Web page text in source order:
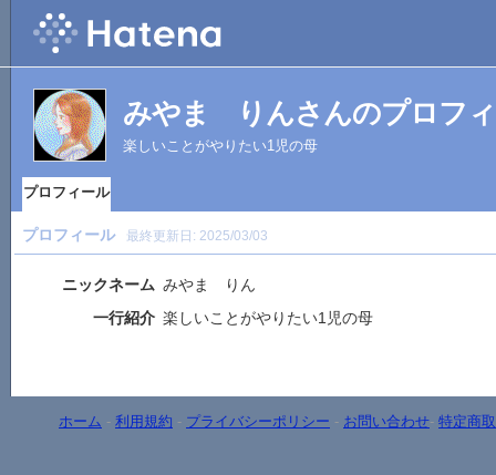
みやま りんさんのプロフ
楽しいことがやりたい1児の母
プロフィール
プロフィール 最終更新日: 2025/03/03
ニックネーム みやま りん
一行紹介 楽しいことがやりたい1児の母
ホーム - 利用規約 - プライバシーポリシー - お問い合わせ- 特定商